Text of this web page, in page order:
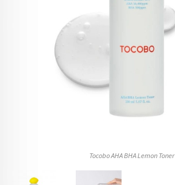
Tocobo AHA BHA Lemon Toner